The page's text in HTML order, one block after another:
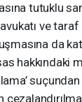
tutuklu
avukatı ve
da
hakkındaki